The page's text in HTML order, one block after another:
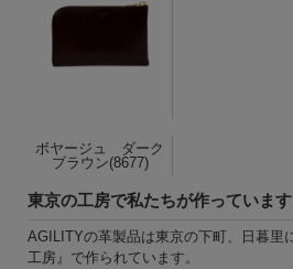
ボヤージュ ダーク
ブラウン(8677)
東京の工房で私たちが作っています
AGILITYの革製品は東京の下町、日暮里
工房』で作られています。